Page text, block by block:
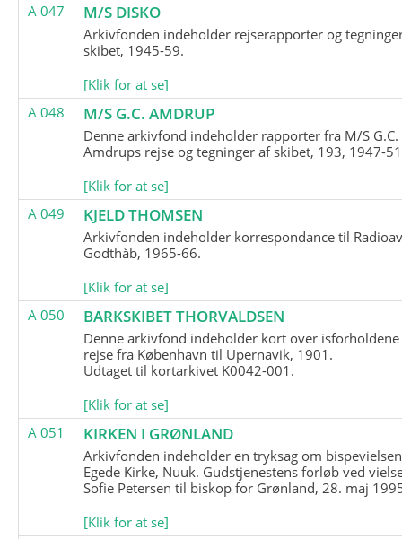
A 047
M/S DISKO
Arkivfonden indeholder rejserapporter og
skibet, 1945-59.
[Klik for at se]
A 048
M/S G.C. AMDRUP
Denne arkivfond indeholder rapporter fra M/S G.C.
Amdrups rejse og tegninger af skibet, 193, 1947-
[Klik for at se]
A 049
KJELD THOMSEN
Arkivfonden indeholder korrespondance til
Godthåb, 1965-66.
[Klik for at se]
A 050
BARKSKIBET THORVALDSEN
Denne arkivfond indeholder kort over
rejse fra København til Upernavik, 1901.
Udtaget til kortarkivet K0042-001.
[Klik for at se]
A 051
KIRKEN I GRØNLAND
Arkivfonden indeholder en tryksag om
Egede Kirke, Nuuk. Gudstjenestens forløb ved
Sofie Petersen til biskop for Grønland, 28. maj
[Klik for at se]